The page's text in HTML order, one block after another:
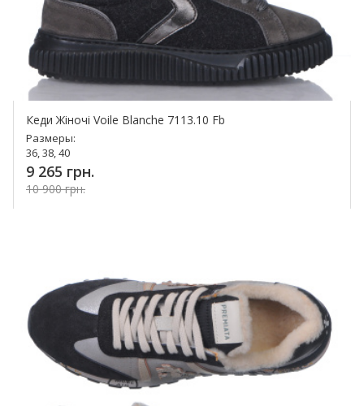
Кеди Жіночі Voile Blanche 7113.10 Fb
Размеры:
36, 38, 40
9 265 грн.
10 900 грн.